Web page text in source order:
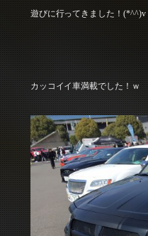
遊びに行ってきました！(*^^)v
カッコイイ車満載でした！ｗ